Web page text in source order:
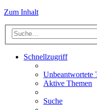
Zum Inhalt
Schnellzugriff
Unbeantwortete
Aktive Themen
Suche